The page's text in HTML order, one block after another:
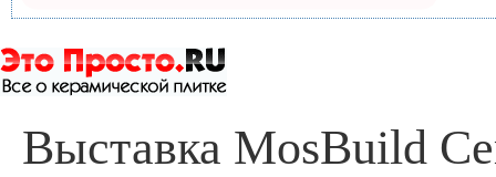
Выставка MosBuild